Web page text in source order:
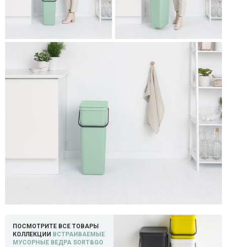
ПОСМОТРИТЕ ВСЕ ТОВАРЫ
КОЛЛЕКЦИИ ВСТРАИВАЕМЫЕ
МУСОРНЫЕ ВЕДРА SORT&GO